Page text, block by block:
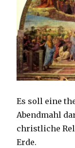
Es soll eine
Abendmahl
christliche
Erde.